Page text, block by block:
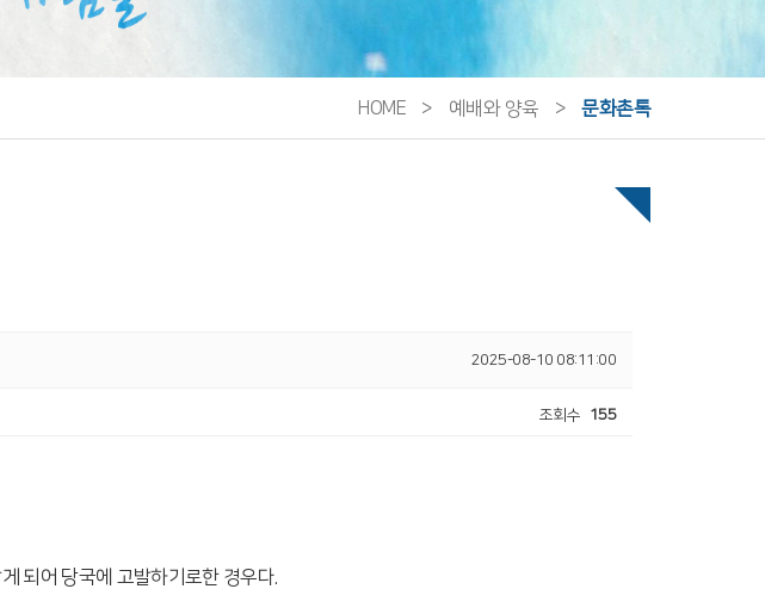
HOME > 예배와 양육 > 문화촌톡
2025-08-10 08:11:00
조회수 155
되어 당국에 고발하기로한 경우다.